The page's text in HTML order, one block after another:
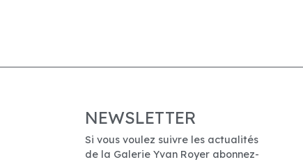
NEWSLETTER
Si vous voulez suivre les actualités
de la Galerie Yvan Royer abonnez-